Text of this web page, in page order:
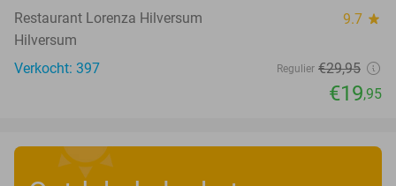
Restaurant Lorenza Hilversum 9.7 star
Hilversum
Verkocht: 397
Regulier €29,95
€19,95